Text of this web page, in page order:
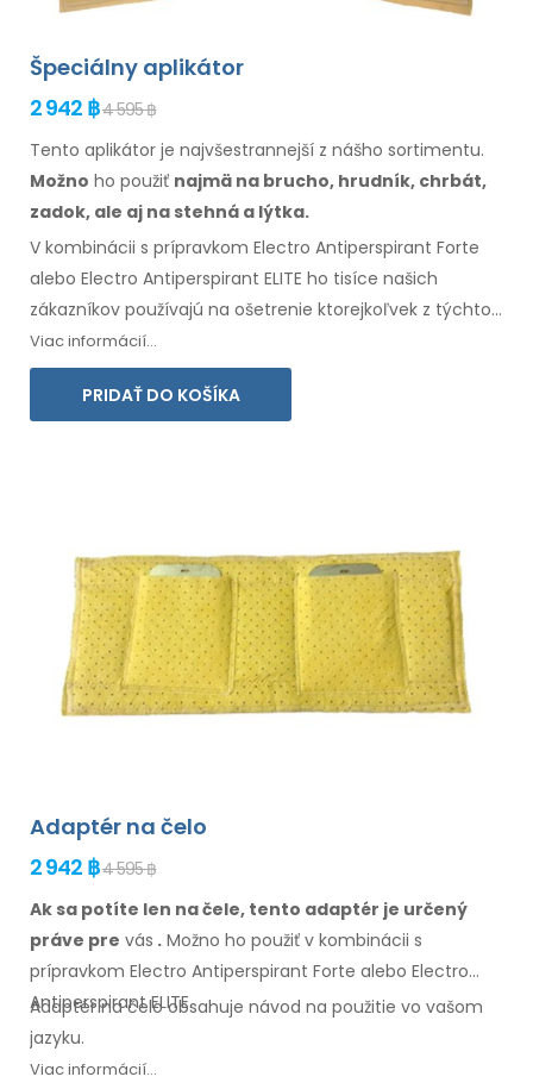
Špeciálny aplikátor
2 942 ฿4 595 ฿
Tento aplikátor je najvšestrannejší z nášho sortimentu.
Možno ho použiť najmä na brucho, hrudník, chrbát,
zadok, ale aj na stehná a lýtka.
V kombinácii s prípravkom Electro Antiperspirant Forte
alebo Electro Antiperspirant ELITE ho tisíce našich
zákazníkov používajú na ošetrenie ktorejkoľvek z týchto
oblastí.Súčasťou balenia je návod na
jazyku.
Viac informácií...
PRIDAŤ DO KOŠÍKA
Adaptér na čelo
2 942 ฿4 595 ฿
Ak sa potíte len na čele, tento adaptér je určený
práve pre vás . Možno ho použiť v kombinácii s
prípravkom Electro Antiperspirant Forte alebo Electro
Antiperspirant ELITE.
Adaptér načeloobsahuje návod na použitie vo vašom
jazyku.
Viac informácií...